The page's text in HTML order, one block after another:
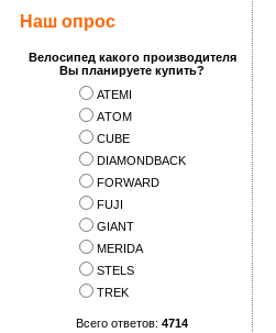
Наш опрос
Велосипед какого производителя
Вы планируете купить?
ATEMI
АTOM
CUBE
DIAMONDBACK
FORWARD
FUJI
GIANT
MERIDA
STELS
TREK
Всего ответов: 4714